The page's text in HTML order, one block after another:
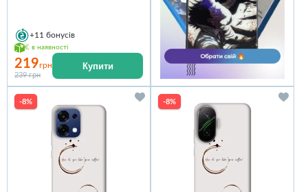
+11 бонусів
Є в наявності
219грн
239 грн
Купити
-8% -8%